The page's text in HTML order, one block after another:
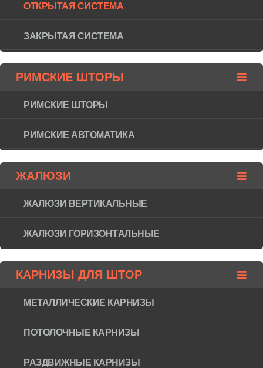
ОТКРЫТАЯ СИСТЕМА
ЗАКРЫТАЯ СИСТЕМА
РИМСКИЕ ШТОРЫ
РИМСКИЕ ШТОРЫ
РИМСКИЕ АВТОМАТИКА
ЖАЛЮЗИ
ЖАЛЮЗИ ВЕРТИКАЛЬНЫЕ
ЖАЛЮЗИ ГОРИЗОНТAЛЬНЫЕ
КАРНИЗЫ ДЛЯ ШТОР
МЕТАЛЛИЧЕСКИЕ КАРНИЗЫ
ПОТОЛОЧНЫЕ КАРНИЗЫ
РАЗДВИЖНЫЕ КАРНИЗЫ